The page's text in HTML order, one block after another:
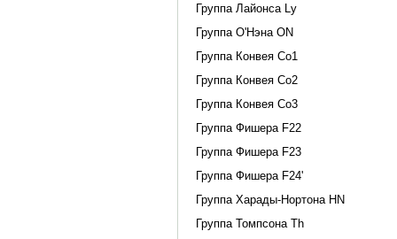
Группа Лайонса Ly
Группа О'Нэна ON
Группа Конвея Co1
Группа Конвея Co2
Группа Конвея Co3
Группа Фишера F22
Группа Фишера F23
Группа Фишера F24'
Группа Харады-Нортона HN
Группа Томпсона Th